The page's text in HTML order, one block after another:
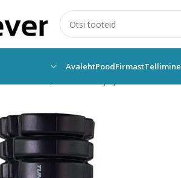
AvalehtPoodFirmastTellimine